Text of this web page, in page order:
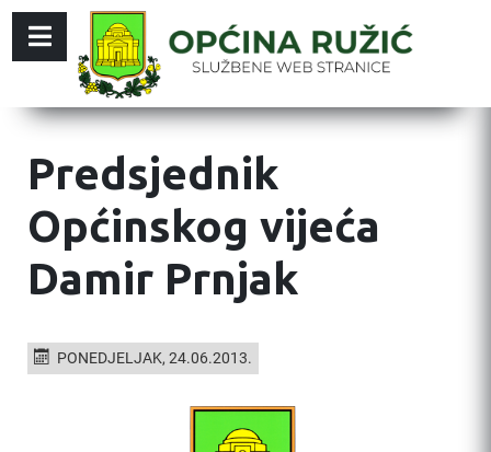
Predsjednik
Općinskog vijeća
Damir Prnjak
PONEDJELJAK, 24.06.2013.